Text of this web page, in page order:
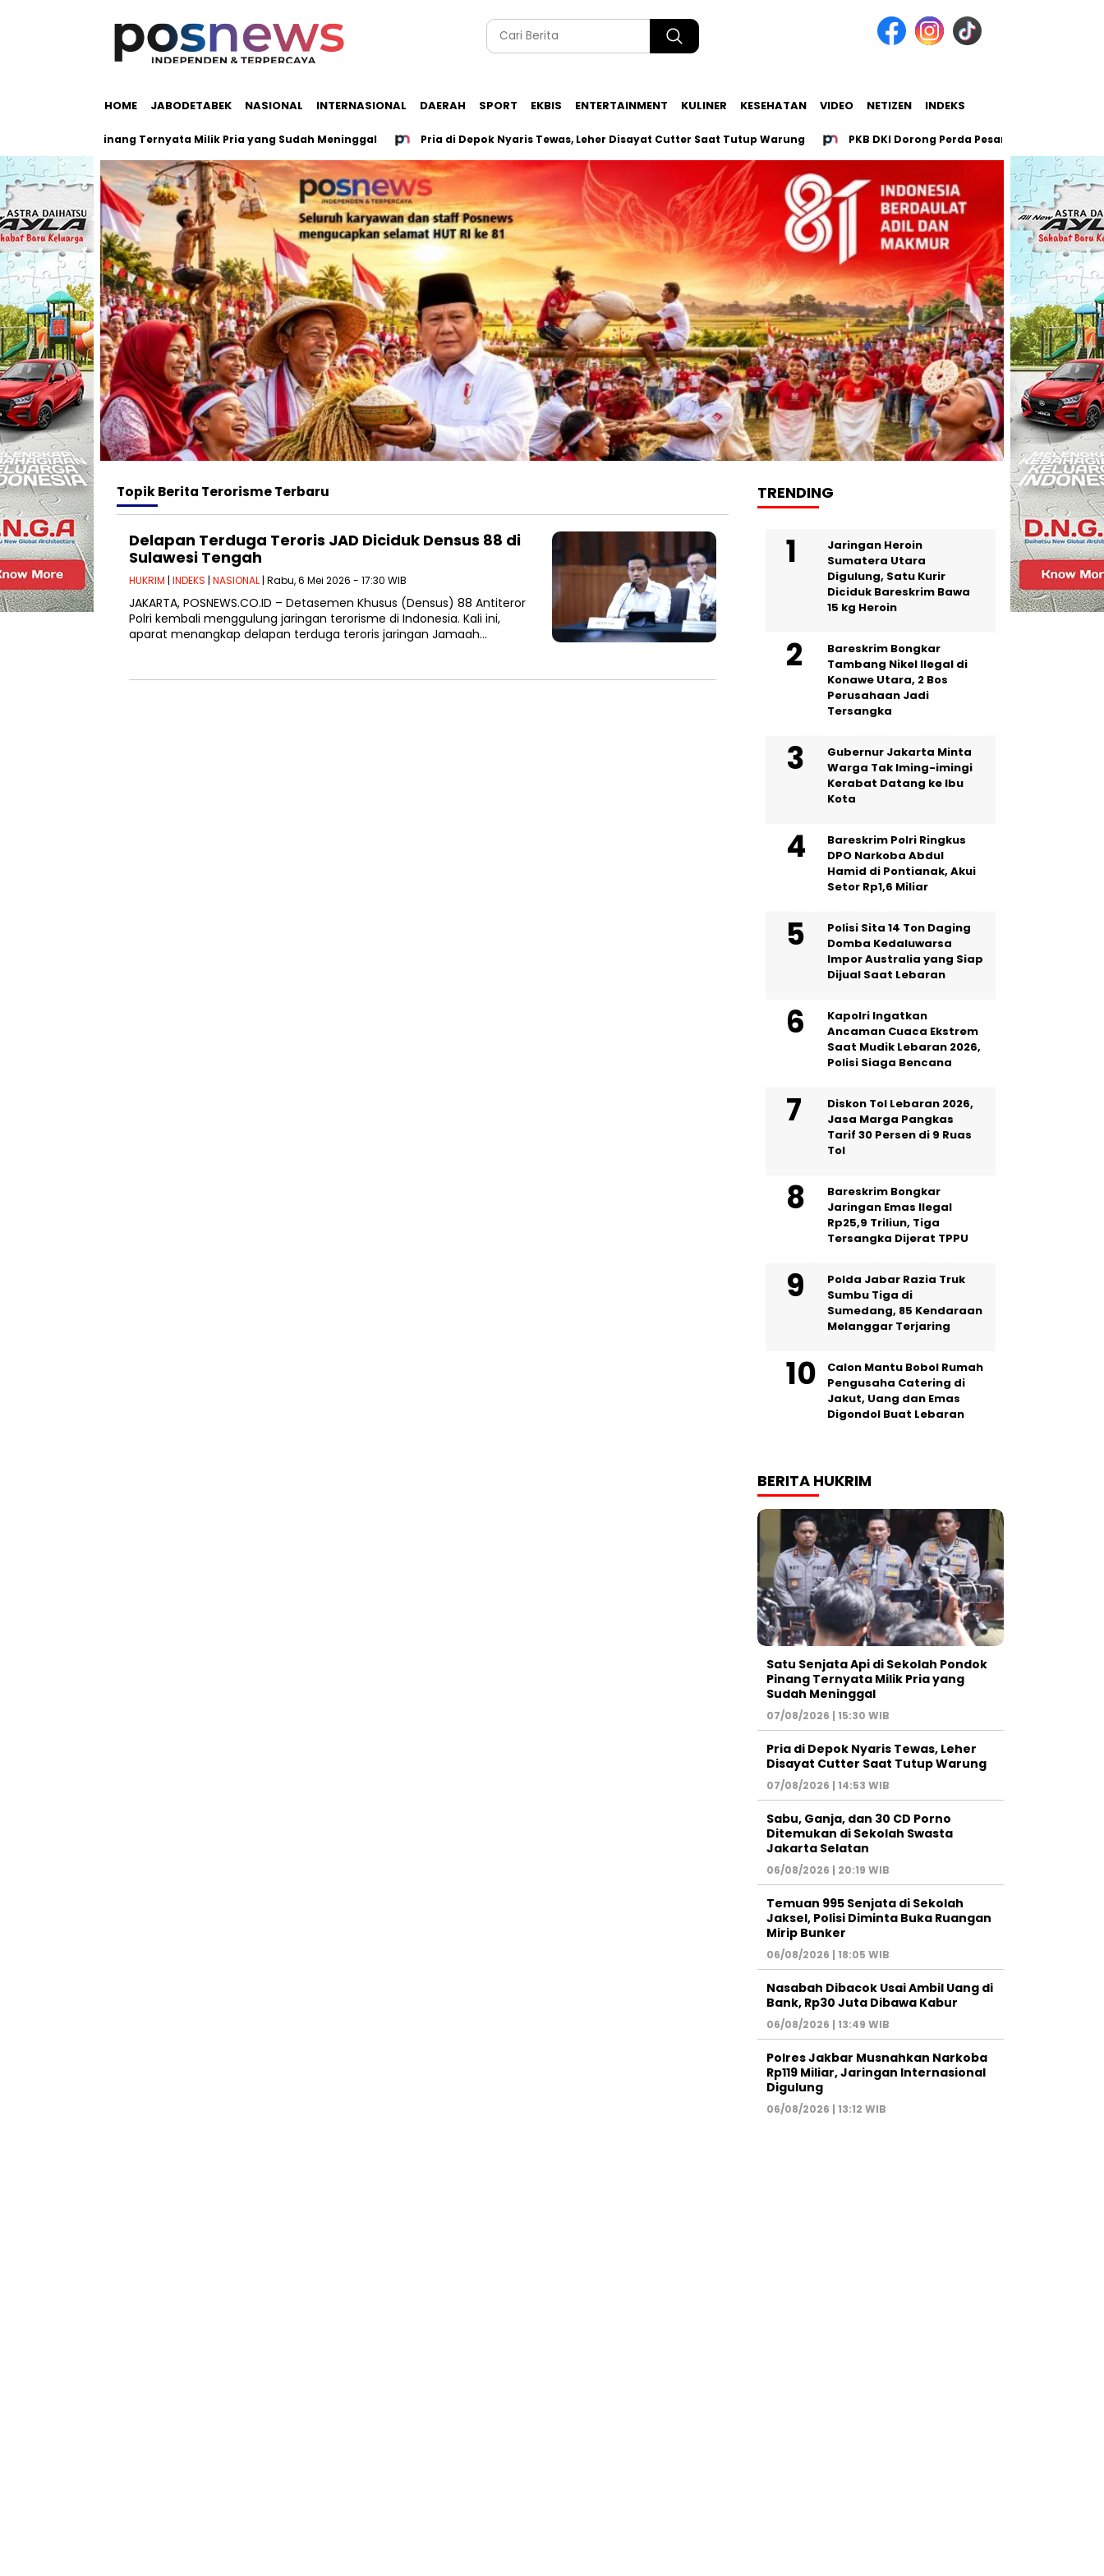
HOME JABODETABEK NASIONAL INTERNASIONAL DAERAH SPORT EKBIS ENTERTAINMENT KULINER KESEHATAN VIDEO NETIZEN INDEKS
Pondok Pinang Ternyata Milik Pria yang Sudah Meninggal Pria di Depok Nyaris Tewas, Leher Disayat Cutter Saat Tutup Warung PKB DKI Dorong Perda Pesantren untuk 107
TopikBerita Terorisme Terbaru
Delapan Terduga Teroris JAD Diciduk Densus 88 di
Sulawesi Tengah
HUKRIM | INDEKS | NASIONAL | Rabu, 6 Mei 2026 - 17:30 WIB
JAKARTA, POSNEWS.CO.ID – Detasemen Khusus (Densus) 88 Antiteror
Polri kembali menggulung jaringan terorisme di Indonesia. Kali ini,
aparat menangkap delapan terduga teroris jaringan Jamaah…
TRENDING
Jaringan Heroin
Sumatera Utara
Digulung, Satu Kurir
Diciduk Bareskrim Bawa
15 kg Heroin
Bareskrim Bongkar
Tambang Nikel Ilegal di
Konawe Utara, 2 Bos
Perusahaan Jadi
Tersangka
Gubernur Jakarta Minta
Warga Tak Iming-imingi
Kerabat Datang ke Ibu
Kota
Bareskrim Polri Ringkus
DPO Narkoba Abdul
Hamid di Pontianak, Akui
Setor Rp1,6 Miliar
Polisi Sita 14 Ton Daging
Domba Kedaluwarsa
Impor Australia yang Siap
Dijual Saat Lebaran
Kapolri Ingatkan
Ancaman Cuaca Ekstrem
Saat Mudik Lebaran 2026,
Polisi Siaga Bencana
Diskon Tol Lebaran 2026,
Jasa Marga Pangkas
Tarif 30 Persen di 9 Ruas
Tol
Bareskrim Bongkar
Jaringan Emas Ilegal
Rp25,9 Triliun, Tiga
Tersangka Dijerat TPPU
Polda Jabar Razia Truk
Sumbu Tiga di
Sumedang, 85 Kendaraan
Melanggar Terjaring
Calon Mantu Bobol Rumah
Pengusaha Catering di
Jakut, Uang dan Emas
Digondol Buat Lebaran
BERITA HUKRIM
Satu Senjata Api di Sekolah Pondok
Pinang Ternyata Milik Pria yang
Sudah Meninggal
07/08/2026 | 15:30 WIB
Pria di Depok Nyaris Tewas, Leher
Disayat Cutter Saat Tutup Warung
07/08/2026 | 14:53 WIB
Sabu, Ganja, dan 30 CD Porno
Ditemukan di Sekolah Swasta
Jakarta Selatan
06/08/2026 | 20:19 WIB
Temuan 995 Senjata di Sekolah
Jaksel, Polisi Diminta Buka Ruangan
Mirip Bunker
06/08/2026 | 18:05 WIB
Nasabah Dibacok Usai Ambil Uang di
Bank, Rp30 Juta Dibawa Kabur
06/08/2026 | 13:49 WIB
Polres Jakbar Musnahkan Narkoba
Rp119 Miliar, Jaringan Internasional
Digulung
06/08/2026 | 13:12 WIB